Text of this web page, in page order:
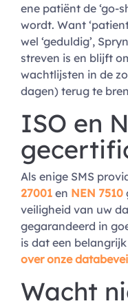
ene patiënt de ‘go-
wordt. Want
wel ‘geduldig’,
streven is en blijft
wachtlijsten in de
dagen) terug te
ISO en
Als enige SMS
27001 en NEN 7510
veiligheid van uw
gegarandeerd in
is dat een
over onze
Wacht